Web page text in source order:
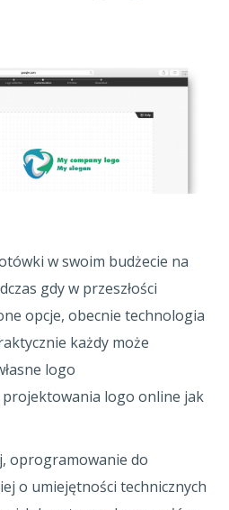
w swoim budżecie na
gdy w przeszłości
opcje, obecnie technologia
każdy może
logo
projektowania logo online jak
oprogramowanie do
o umiejętności technicznych